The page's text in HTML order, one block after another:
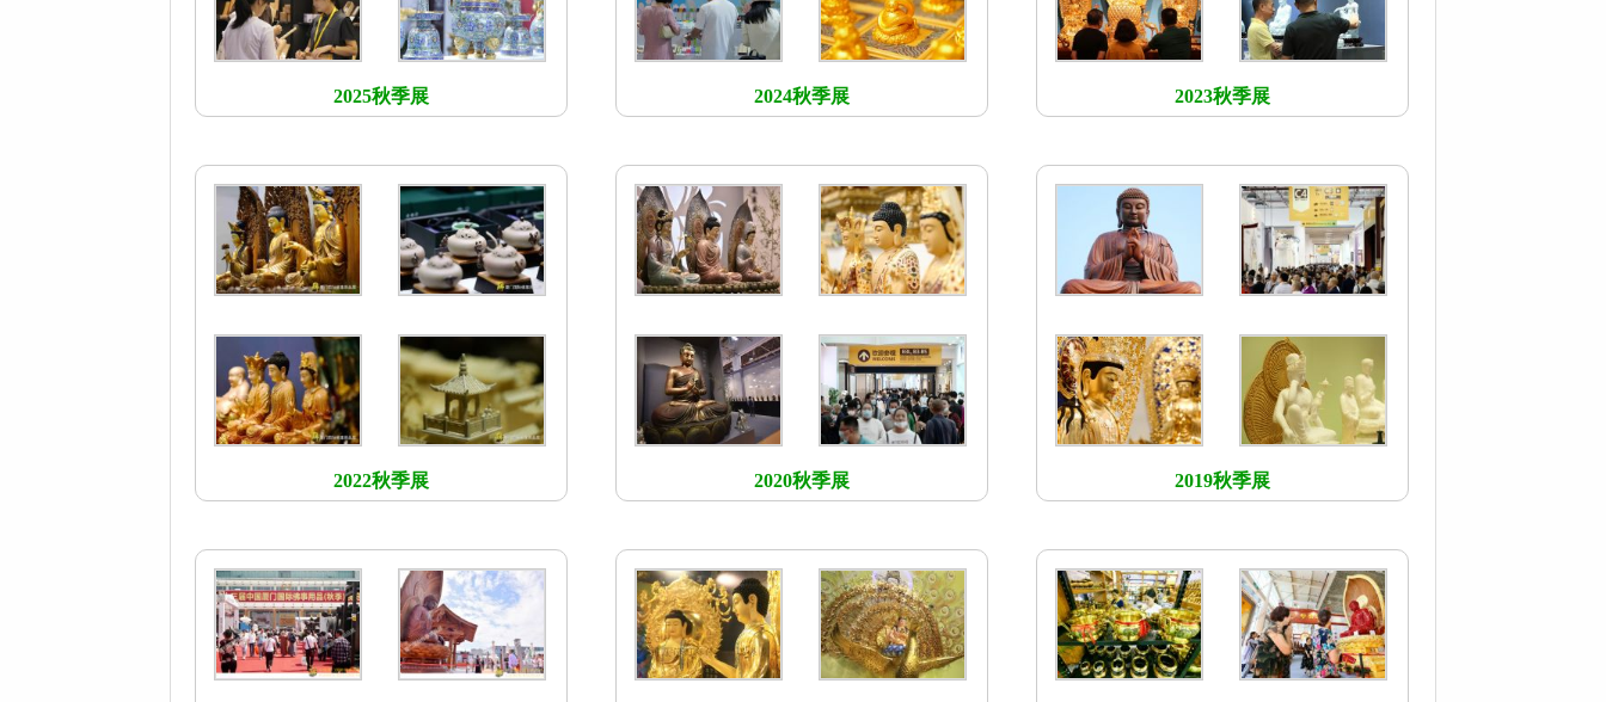
2025秋季展 2024秋季展 2023秋季展
2022秋季展 2020秋季展 2019秋季展